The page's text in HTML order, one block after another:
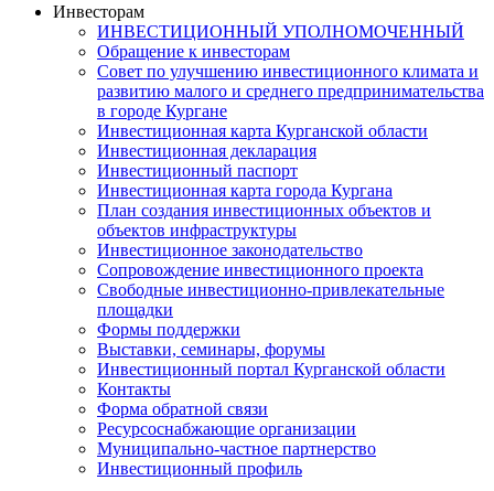
Инвесторам
ИНВЕСТИЦИОННЫЙ УПОЛНОМОЧЕННЫЙ
Обращение к инвесторам
Совет по улучшению инвестиционного климата и
развитию малого и среднего предпринимательства
в городе Кургане
Инвестиционная карта Курганской области
Инвестиционная декларация
Инвестиционный паспорт
Инвестиционная карта города Кургана
План создания инвестиционных объектов и
объектов инфраструктуры
Инвестиционное законодательство
Сопровождение инвестиционного проекта
Свободные инвестиционно-привлекательные
площадки
Формы поддержки
Выставки, семинары, форумы
Инвестиционный портал Курганской области
Контакты
Форма обратной связи
Ресурсоснабжающие организации
Муниципально-частное партнерство
Инвестиционный профиль